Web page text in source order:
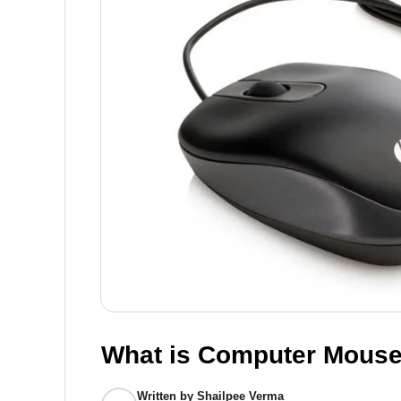
What is Computer
Written by Shailpee Verma